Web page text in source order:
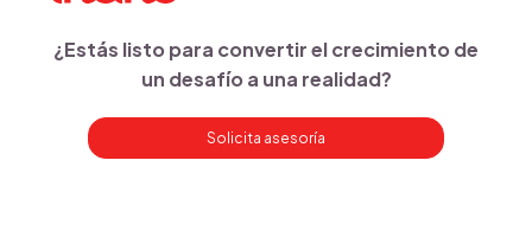
¿Estás listo para convertir el crecimiento de
un desafío a una realidad?
Solicita asesoría